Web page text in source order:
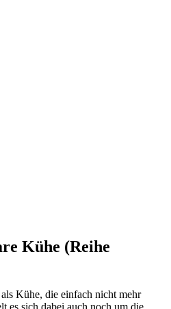
Kühe (Reihe
Kühe, die einfach nicht mehr
es sich dabei auch noch um die